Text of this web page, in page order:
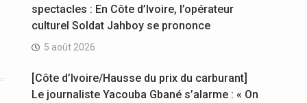
spectacles : En Côte d’Ivoire, l’opérateur
culturel Soldat Jahboy se prononce
5 août 2026
[Côte d’Ivoire/Hausse du prix du carburant]
Le journaliste Yacouba Gbané s’alarme : « On